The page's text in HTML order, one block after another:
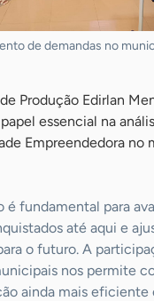
de demandas no
Produção Edirlan
essencial na
Empreendedora no
é fundamental para
até aqui e
o futuro. A
nos permite
ainda mais eficiente